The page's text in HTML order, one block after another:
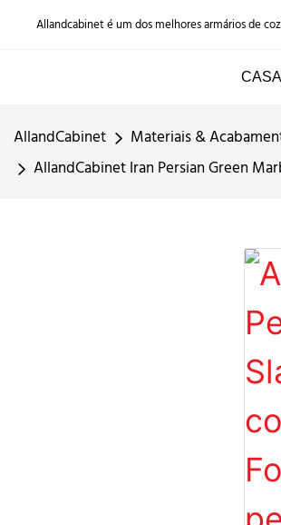
Allandcabinet é um dos melhores armários de
CASA
AllandCabinet Materiais &
AllandCabinet Iran Persian Green